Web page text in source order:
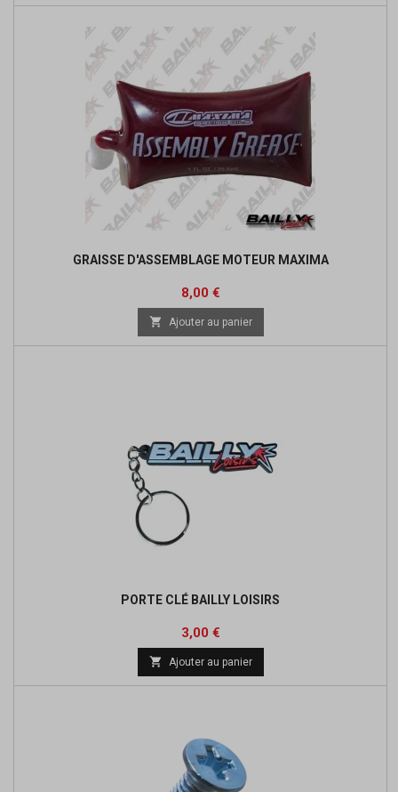
GRAISSE D'ASSEMBLAGE MOTEUR MAXIMA
Prix
8,00 €
 Ajouter au panier
PORTE CLÉ BAILLY LOISIRS
Prix
3,00 €
 Ajouter au panier